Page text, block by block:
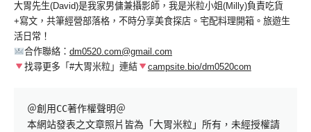
大胃先生(David)是我家男傭兼攝影師，我是米粒小姐(Milly)負責吃貨
+寫文，共筆經營部落格，不時分享美食探店。宅配料理開箱。旅遊生
活日常！
合作聯絡： dm0520.com@gmail.com
找尋更多「#大胃米粒」連結
campsite.bio/dm0520com
＠創用CC著作權聲明＠
本網站發表之文章照片皆為「大胃米粒」所有，未經授權請